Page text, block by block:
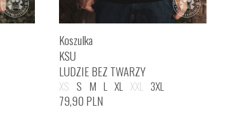
Koszulka
KSU
LUDZIE BEZ TWARZY
XS S M L XL XXL 3XL
79,90 PLN